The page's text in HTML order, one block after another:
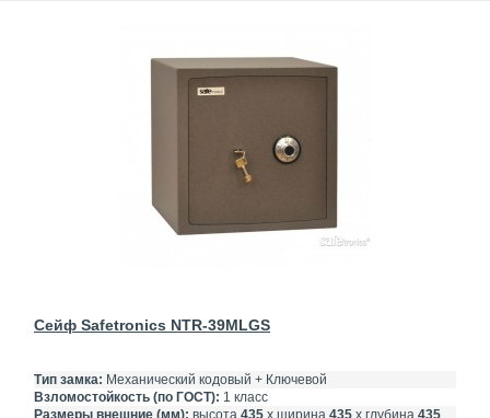
Сейф Safetronics NTR-39MLGS
Тип замка: Механический кодовый + Ключевой
Взломостойкость (по ГОСТ): 1 класс
Размеры внешние (мм): высота 435 х ширина 435 х глубина 435